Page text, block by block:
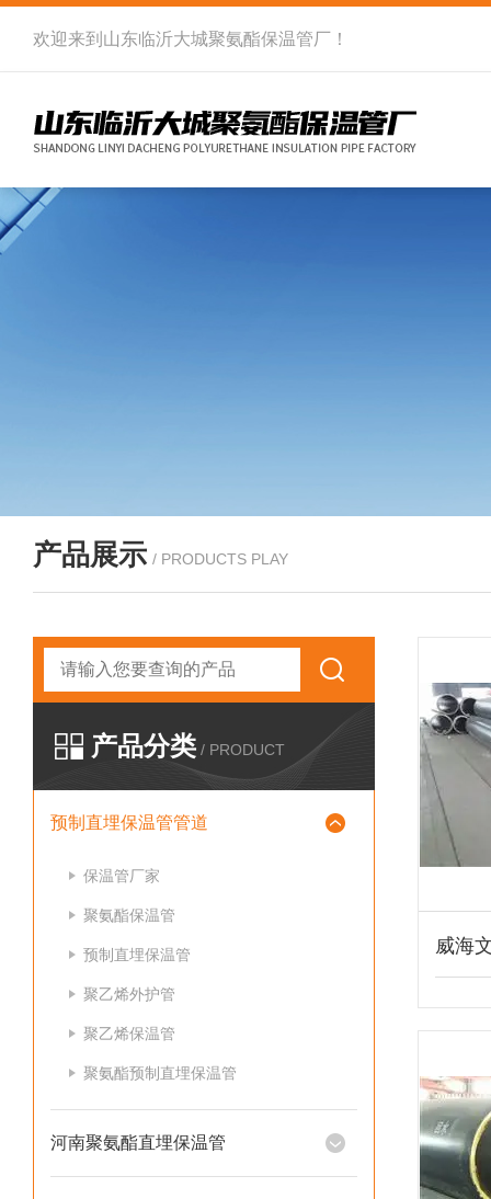
欢迎来到 山东临沂大城聚氨酯保温管厂 ！
产品展示 / PRODUCTS PLAY
产品分类 / PRODUCT
预制直埋保温管管道
保温管厂家
聚氨酯保温管
预制直埋保温管
聚乙烯外护管
聚乙烯保温管
聚氨酯预制直埋保温管
河南聚氨酯直埋保温管